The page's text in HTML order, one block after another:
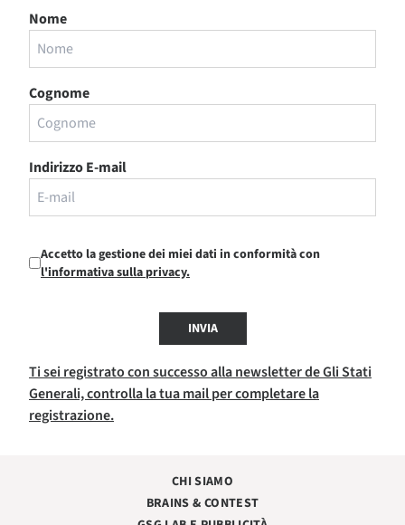
Nome
Cognome
Indirizzo E-mail
Accetto la gestione dei miei dati in conformità con
l'informativa sulla privacy.
INVIA
Ti sei registrato con successo alla newsletter de Gli Stati
Generali, controlla la tua mail per completare la
registrazione.
CHI SIAMO
BRAINS & CONTEST